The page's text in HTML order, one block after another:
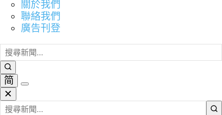
關於我們
聯絡我們
廣告刊登
简
✕